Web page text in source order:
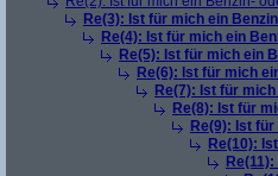
Re(3): Ist für mich ein
Re(4): Ist für mich ein
Re(5): Ist für mich ein
Re(6): Ist für mich
Re(7): Ist für
Re(8): Ist für
Re(9): Ist
Re(10):